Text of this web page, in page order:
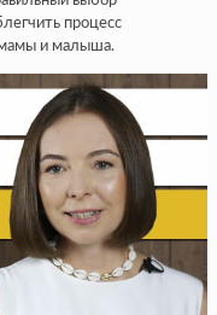
процесс
и малыша.